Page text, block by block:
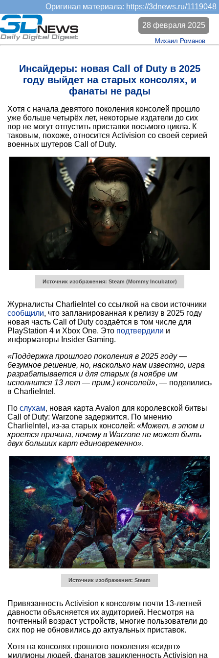
Оригинал материала: https://3dnews.ru/1119048
Инсайдеры: новая Call of Duty в 2025
году выйдет на старых консолях, и
фанаты не рады
28 февраля 2025
Михаил Романов
Хотя с начала девятого поколения консолей прошло
уже больше четырёх лет, некоторые издатели до сих
пор не могут отпустить приставки восьмого цикла. К
таковым, похоже, относится Activision со своей серией
военных шутеров Call of Duty.
Источник изображения: Steam (Mommy Incubator)
Журналисты CharlieIntel со ссылкой на свои источники
сообщили, что запланированная к релизу в 2025 году
новая часть Call of Duty создаётся в том числе для
PlayStation 4 и Xbox One. Это подтвердили и
информаторы Insider Gaming.
«Поддержка прошлого поколения в 2025 году —
безумное решение, но, насколько нам известно, игра
разрабатывается и для старых (в ноябре им
исполнится 13 лет — прим.) консолей», — поделились
в CharlieIntel.
По слухам, новая карта Avalon для королевской битвы
Call of Duty: Warzone задержится. По мнению
CharlieIntel, из-за старых консолей: «Может, в этом и
кроется причина, почему в Warzone не может быть
двух больших карт единовременно».
Источник изображения: Steam
Привязанность Activision к консолям почти 13-летней
давности объясняется их аудиторией. Несмотря на
почтенный возраст устройств, многие пользователи до
сих пор не обновились до актуальных приставок.
Хотя на консолях прошлого поколения «сидят»
миллионы людей, фанатов зацикленность Activision на